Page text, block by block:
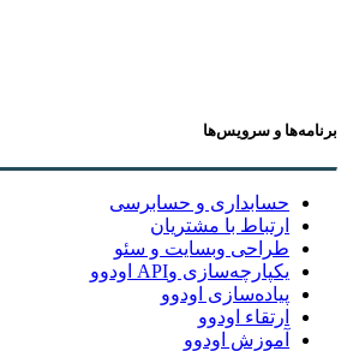
برنامه‌ها و سرویس‌ها
حسابداری و حسابرسی
ارتباط با مشتریان
طراحی وبسایت و سئو
یکپارچه‌سازی وAPI اودوو
پیاده‌سازی اودوو
ارتقاء اودوو
آموزش اودوو